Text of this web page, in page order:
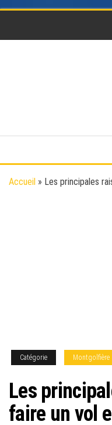
Accueil » Les principales
Catégorie Montgolfière
Les
faire un vol